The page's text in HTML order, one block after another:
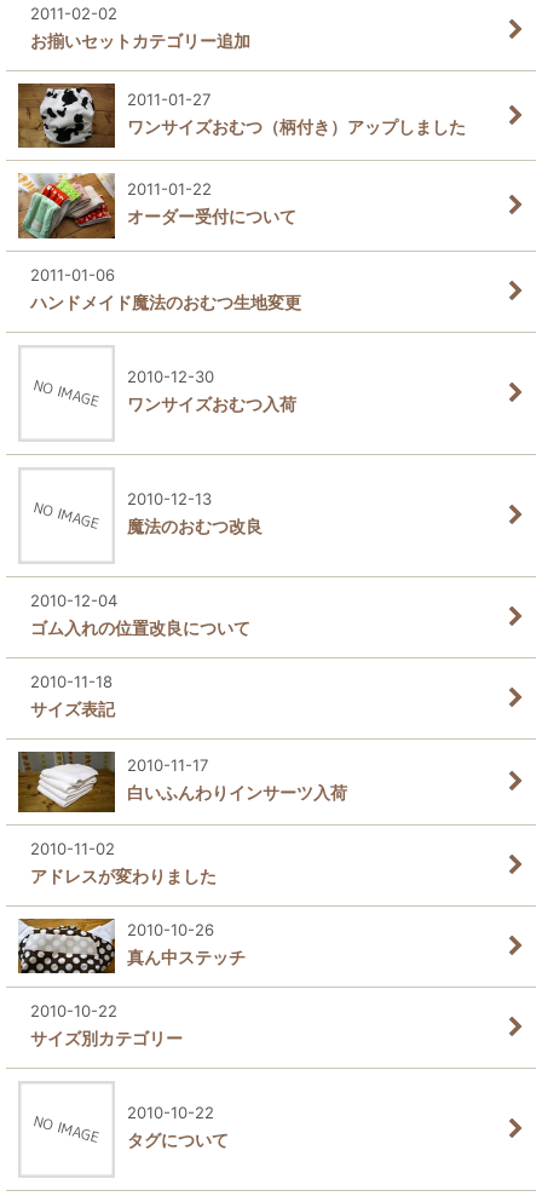
2011-02-02
お揃いセットカテゴリー追加
2011-01-27
ワンサイズおむつ（柄付き）アップしました
2011-01-22
オーダー受付について
2011-01-06
ハンドメイド魔法のおむつ生地変更
2010-12-30
ワンサイズおむつ入荷
2010-12-13
魔法のおむつ改良
2010-12-04
ゴム入れの位置改良について
2010-11-18
サイズ表記
2010-11-17
白いふんわりインサーツ入荷
2010-11-02
アドレスが変わりました
2010-10-26
真ん中ステッチ
2010-10-22
サイズ別カテゴリー
2010-10-22
タグについて